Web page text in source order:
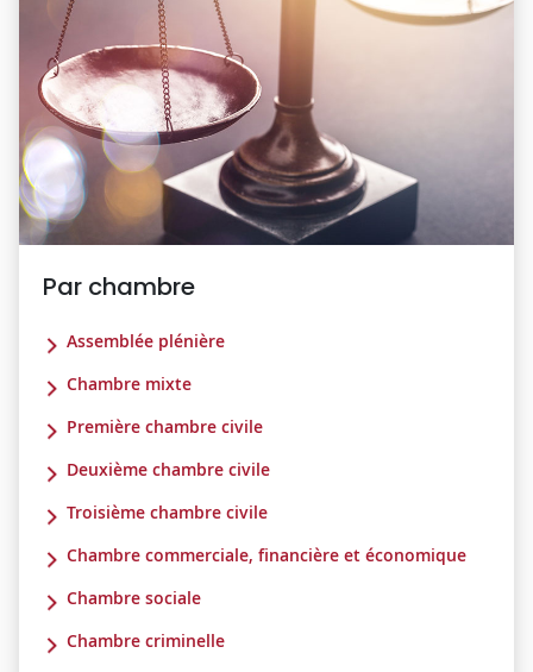
Par chambre
Assemblée plénière
Chambre mixte
Première chambre civile
Deuxième chambre civile
Troisième chambre civile
Chambre commerciale, financière et économique
Chambre sociale
Chambre criminelle